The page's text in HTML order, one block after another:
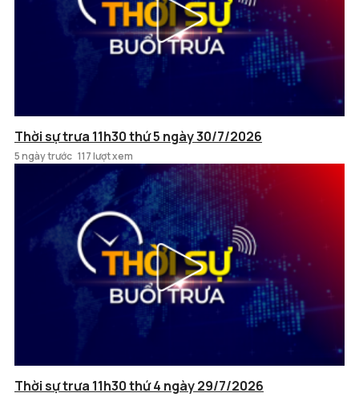
Thời sự trưa 11h30 thứ 5 ngày 30/7/2026
5 ngày trước 117 lượt xem
Thời sự trưa 11h30 thứ 4 ngày 29/7/2026